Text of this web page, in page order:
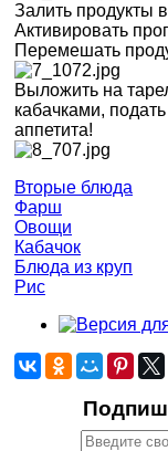
Залить продукты
Активировать
Перемешать
Выложить на
кабачками,
аппетита!
Вторые блюда
Фарш
Овощи
Кабачок
Блюда из круп
Рис